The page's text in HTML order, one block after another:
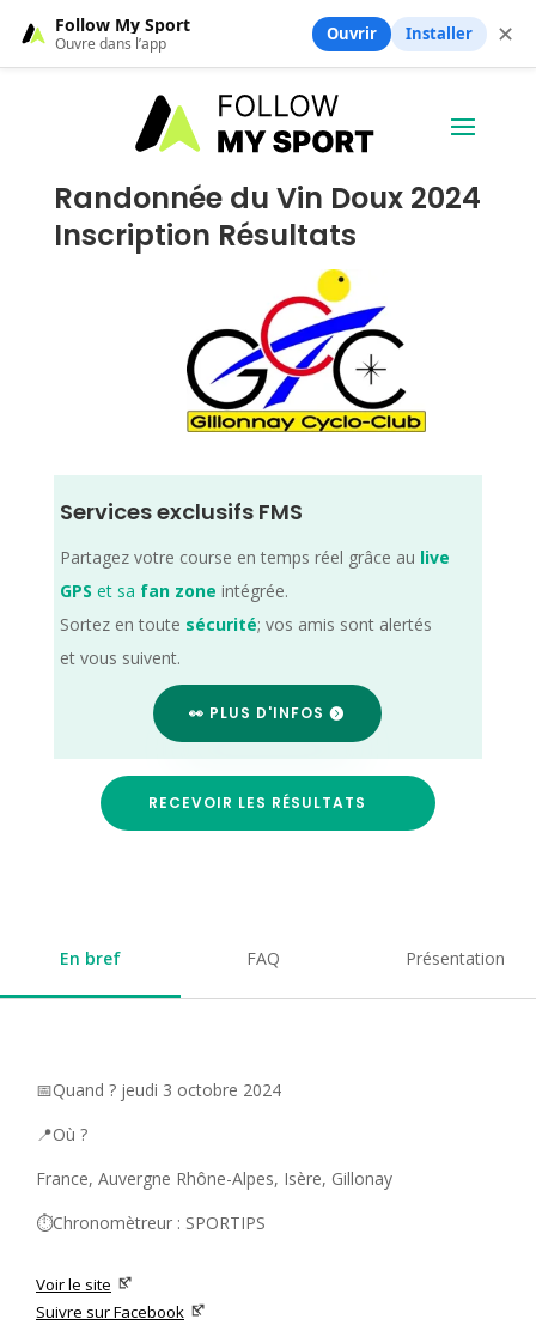
Randonnée du Vin Doux 2024
Inscription Résultats
Services exclusifs FMS
Partagez votre course en temps réel grâce au live
GPS et sa fan zone intégrée.
Sortez en toute sécurité; vos amis sont alertés
et vous suivent.
👀 PLUS D'INFOS
RECEVOIR LES RÉSULTATS
En bref FAQ Présentation
📅Quand ? jeudi 3 octobre 2024
📍Où ?
France, Auvergne Rhône-Alpes, Isère, Gillonay
⏱️Chronomètreur : SPORTIPS
Voir le site
Suivre sur Facebook
Follow My Sport
Ouvre dans l’app Ouvrir Installer ✕